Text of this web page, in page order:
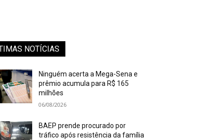
NOTÍCIAS
Ninguém acerta a Mega-Sena e
prêmio acumula para R$ 165
milhões
06/08/2026
BAEP prende procurado por
tráfico após resistência da família